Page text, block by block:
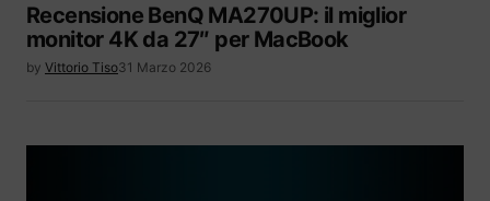
Recensione BenQ MA270UP: il miglior
monitor 4K da 27″ per MacBook
by Vittorio Tiso31 Marzo 2026